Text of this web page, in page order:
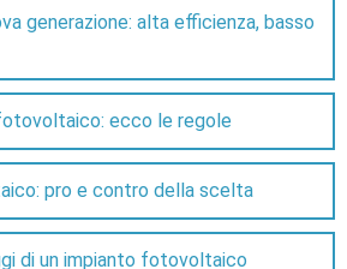
generazione: alta efficienza, basso
ecco le regole
pro e contro della scelta
di un impianto fotovoltaico